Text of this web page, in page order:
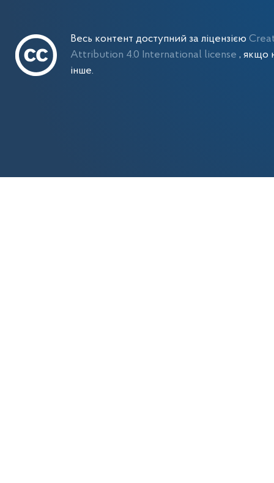
Весь контент доступний за ліцензією
Attribution 4.0 International license , якщо
інше.